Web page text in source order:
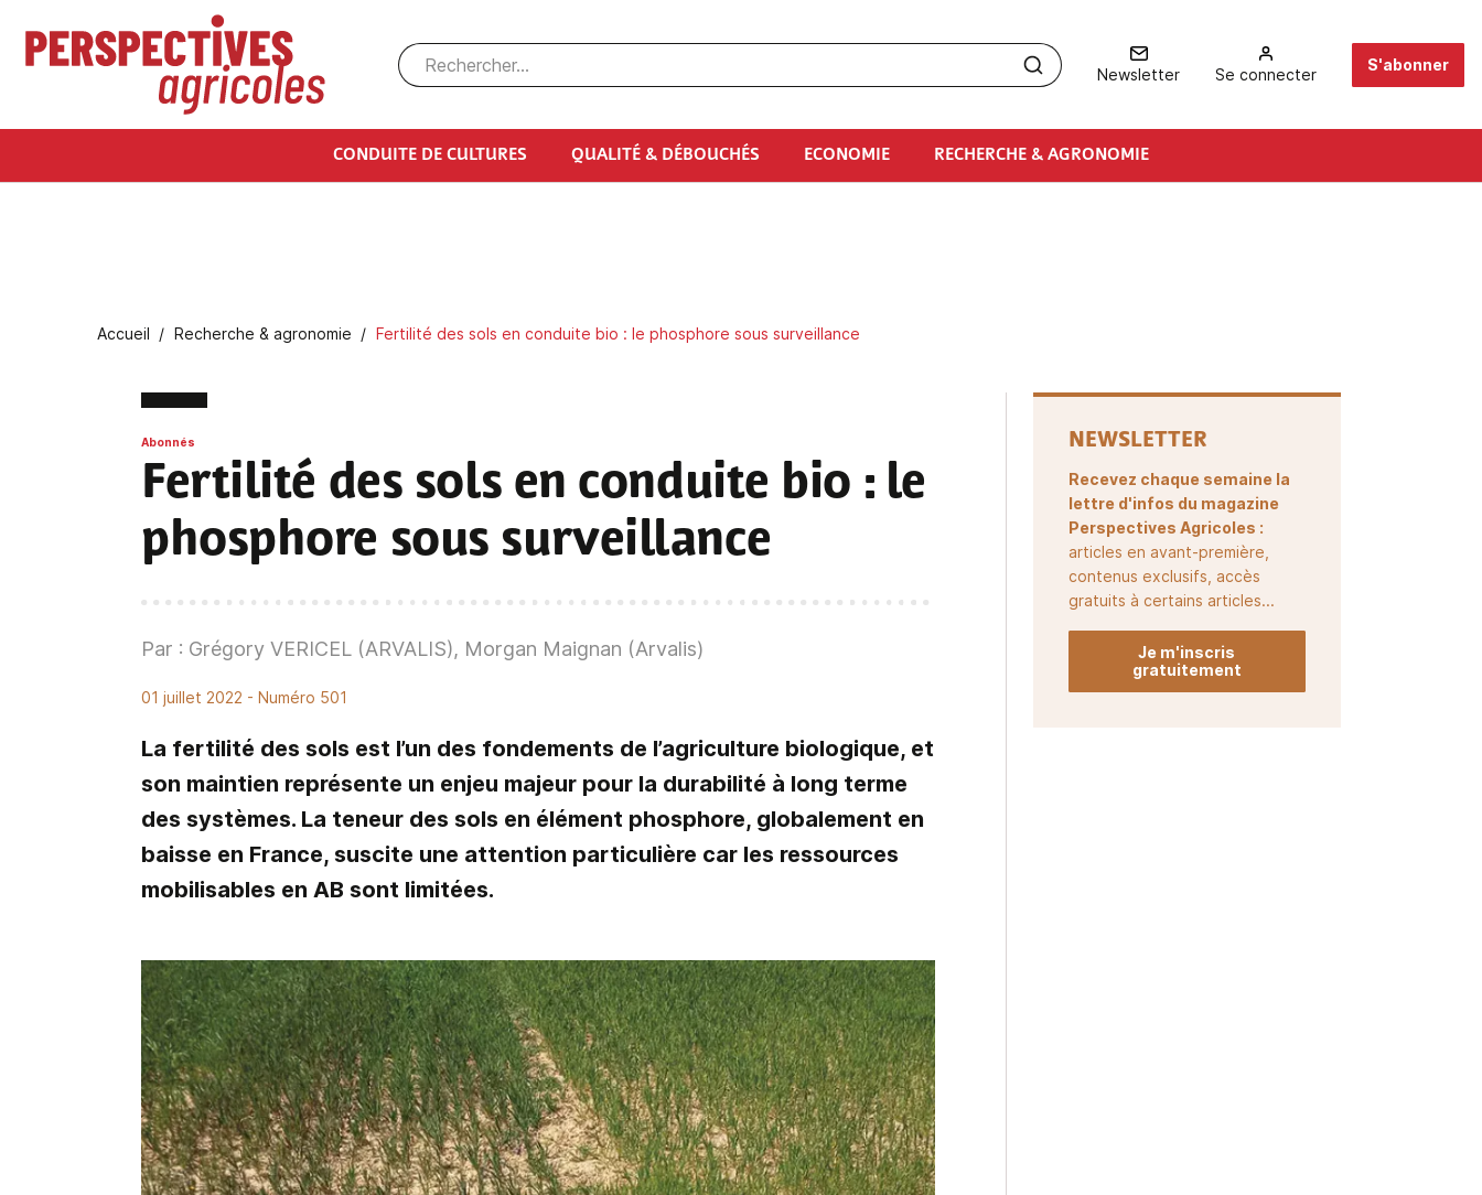
Aller au contenu principal
Newsletter Se connecter
S'abonner
CONDUITE DE CULTURES QUALITÉ & DÉBOUCHÉS ECONOMIE RECHERCHE & AGRONOMIE
Fil d'Ariane
Accueil Recherche & agronomie Fertilité des sols en conduite bio : le phosphore sous surveillance
Abonnés
Fertilité des sols en conduite bio : le
phosphore sous surveillance
Par : Grégory VERICEL (ARVALIS), Morgan Maignan (Arvalis)
01 juillet 2022 - Numéro 501
La fertilité des sols est l’un des fondements de l’agriculture biologique, et
son maintien représente un enjeu majeur pour la durabilité à long terme
des systèmes. La teneur des sols en élément phosphore, globalement en
baisse en France, suscite une attention particulière car les ressources
mobilisables en AB sont limitées.
NEWSLETTER
Recevez chaque semaine la
lettre d'infos du magazine
Perspectives Agricoles :
articles en avant-première,
contenus exclusifs, accès
gratuits à certains articles...
Je m'inscris
gratuitement